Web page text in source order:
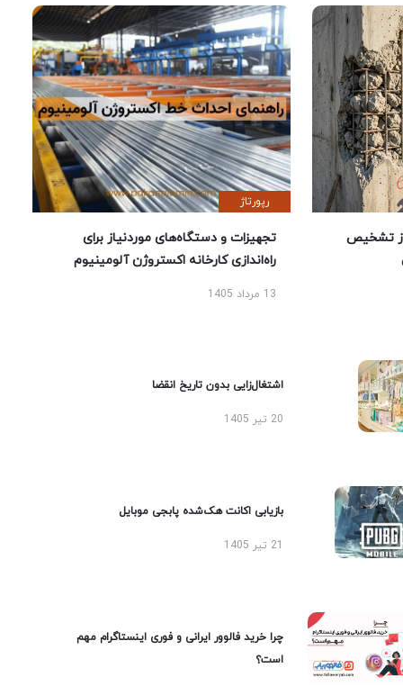
تشخیص
رپورتاژ
تجهیزات و دستگاه‌های موردنیاز برای
راه‌اندازی کارخانه اکستروژن آلومینیوم
13 مرداد 1405
اشتغال‌زایی بدون تاریخ انقضا
20 تیر 1405
بازیابی اکانت هک‌شده پابجی موبایل
چرا خرید فالوور ایرانی و فوری اینستاگرام مهم
است؟